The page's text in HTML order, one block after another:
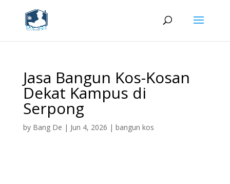
Jasa Bangun Kos-Kosan
Dekat Kampus di
Serpong
by Bang De | Jun 4, 2026 | bangun kos